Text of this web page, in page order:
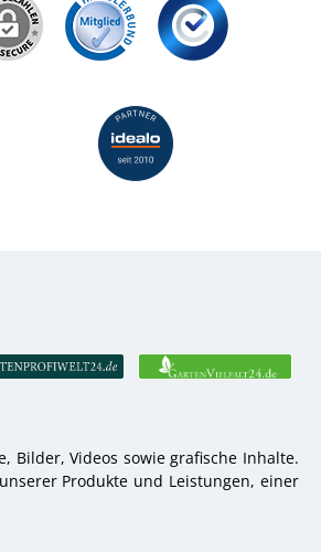
Bilder, Videos sowie grafische Inhalte.
Produkte und Leistungen, einer